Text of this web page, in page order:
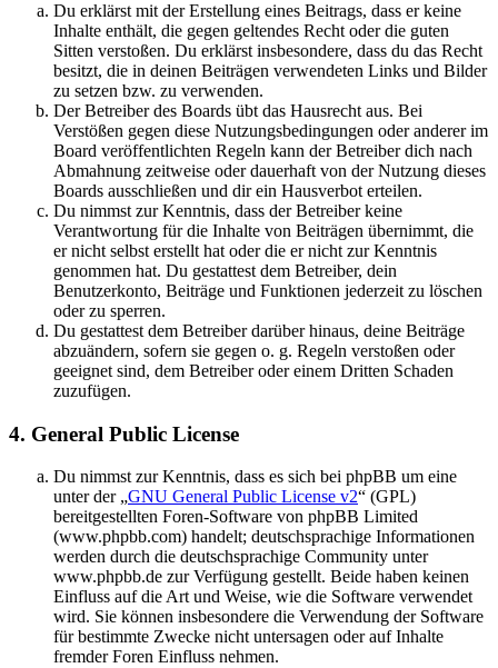
Du erklärst mit der Erstellung eines Beitrags, dass er keine
Inhalte enthält, die gegen geltendes Recht oder die guten
Sitten verstoßen. Du erklärst insbesondere, dass du das Recht
besitzt, die in deinen Beiträgen verwendeten Links und Bilder
zu setzen bzw. zu verwenden.
Der Betreiber des Boards übt das Hausrecht aus. Bei
Verstößen gegen diese Nutzungsbedingungen oder anderer im
Board veröffentlichten Regeln kann der Betreiber dich nach
Abmahnung zeitweise oder dauerhaft von der Nutzung dieses
Boards ausschließen und dir ein Hausverbot erteilen.
Du nimmst zur Kenntnis, dass der Betreiber keine
Verantwortung für die Inhalte von Beiträgen übernimmt, die
er nicht selbst erstellt hat oder die er nicht zur Kenntnis
genommen hat. Du gestattest dem Betreiber, dein
Benutzerkonto, Beiträge und Funktionen jederzeit zu löschen
oder zu sperren.
Du gestattest dem Betreiber darüber hinaus, deine Beiträge
abzuändern, sofern sie gegen o. g. Regeln verstoßen oder
geeignet sind, dem Betreiber oder einem Dritten Schaden
zuzufügen.
4. General Public License
Du nimmst zur Kenntnis, dass es sich bei phpBB um eine
unter der „GNU General Public License v2“ (GPL)
bereitgestellten Foren-Software von phpBB Limited
(www.phpbb.com) handelt; deutschsprachige Informationen
werden durch die deutschsprachige Community unter
www.phpbb.de zur Verfügung gestellt. Beide haben keinen
Einfluss auf die Art und Weise, wie die Software verwendet
wird. Sie können insbesondere die Verwendung der Software
für bestimmte Zwecke nicht untersagen oder auf Inhalte
fremder Foren Einfluss nehmen.